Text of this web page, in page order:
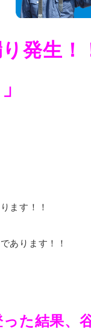
り発生
ます！！
あります！！
った結果、